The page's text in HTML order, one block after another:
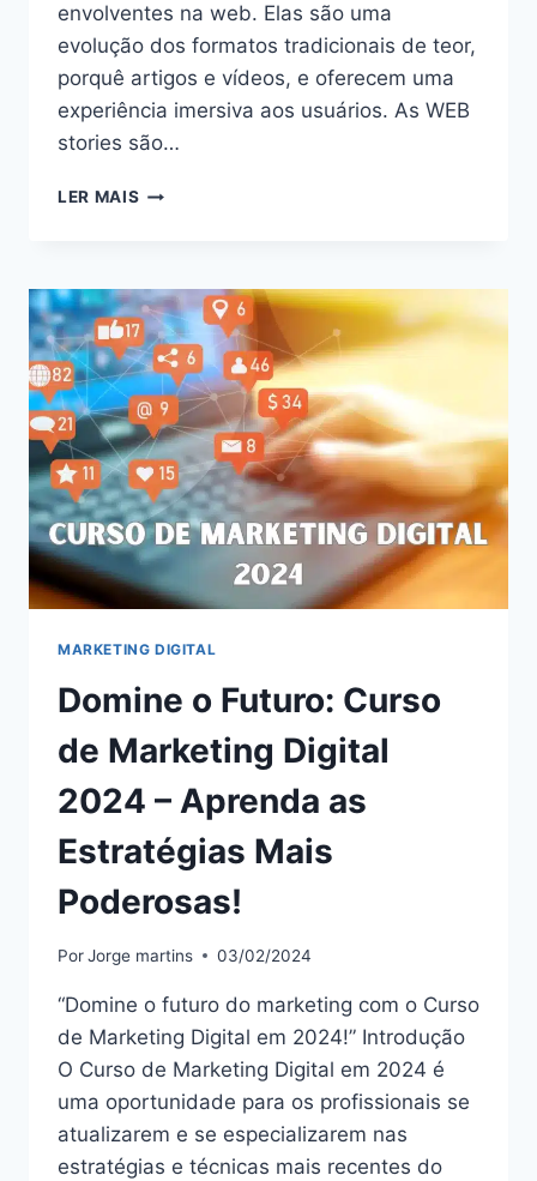
envolventes na web. Elas são uma
evolução dos formatos tradicionais de teor,
porquê artigos e vídeos, e oferecem uma
experiência imersiva aos usuários. As WEB
stories são…
LER MAIS DESVENDE
WEB
STORIES:
AUMENTE
O
ENGAJAMENTO
E
CONQUISTE
SEU
PÚBLICO
EM
2024!
MARKETING DIGITAL
Domine o Futuro: Curso
de Marketing Digital
2024 – Aprenda as
Estratégias Mais
Poderosas!
PorJorge martins 03/02/2024
“Domine o futuro do marketing com o Curso
de Marketing Digital em 2024!” Introdução
O Curso de Marketing Digital em 2024 é
uma oportunidade para os profissionais se
atualizarem e se especializarem nas
estratégias e técnicas mais recentes do